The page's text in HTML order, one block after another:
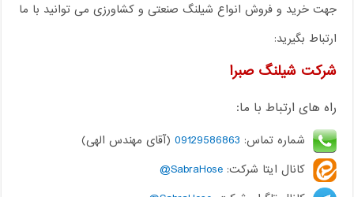
جهت خرید و فروش انواع شیلنگ صنعتی و کشاورزی می توانید با ما
ارتباط بگیرید:
شرکت شیلنگ صبرا
راه های ارتباط با ما:
شماره تماس: 09129586863 (آقای مهندس الهی)
کانال ایتا شرکت:SabraHose@